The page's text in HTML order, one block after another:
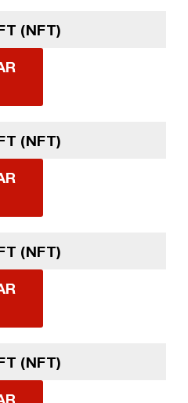
(NFT)
(NFT)
(NFT)
(NFT)